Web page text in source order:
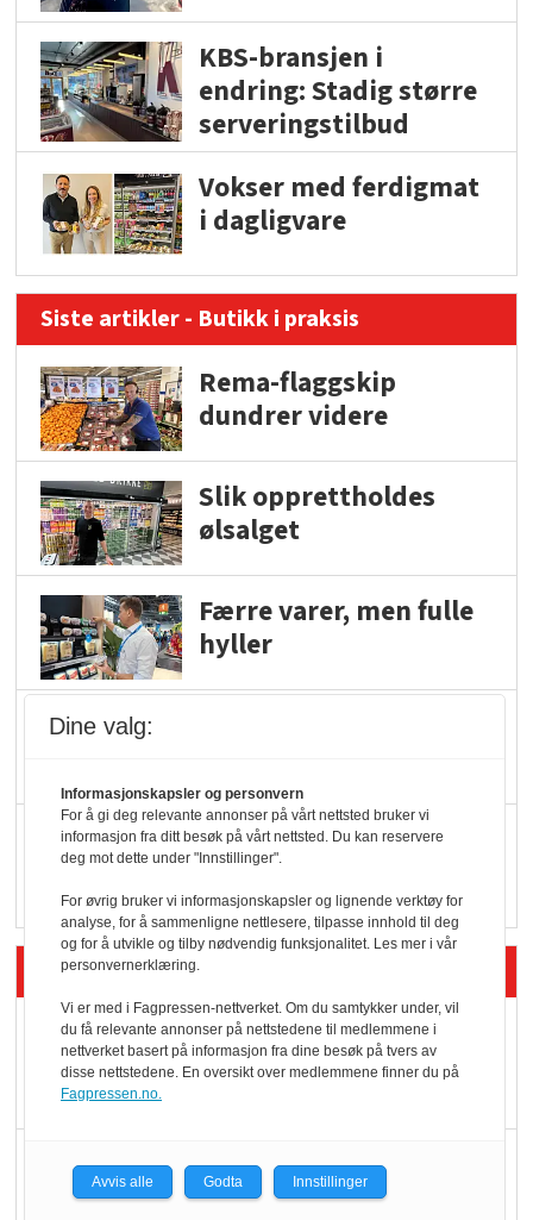
KBS-bransjen i
endring: Stadig større
serveringstilbud
Vokser med ferdigmat
i dagligvare
Siste artikler - Butikk i praksis
Rema-flaggskip
dundrer videre
Slik opprettholdes
ølsalget
Færre varer, men fulle
hyller
Q passerte 1 milliard i
Rema i 2025
Siste artikler - Økologisk
Kolonihagens norske
yoghurt: Trues av
Marit Kolby vant
Økologisk Norge sin
Dine valg:
Informasjonskapsler og personvern
For å gi deg relevante annonser på vårt nettsted bruker vi
informasjon fra ditt besøk på vårt nettsted. Du kan reservere
deg mot dette under "Innstillinger".
For øvrig bruker vi informasjonskapsler og lignende verktøy for
analyse, for å sammenligne nettlesere, tilpasse innhold til deg
og for å utvikle og tilby nødvendig funksjonalitet. Les mer i vår
personvernerklæring.
Vi er med i Fagpressen-nettverket. Om du samtykker under, vil
du få relevante annonser på nettstedene til medlemmene i
nettverket basert på informasjon fra dine besøk på tvers av
disse nettstedene. En oversikt over medlemmene finner du på
Fagpressen.no.
Avvis alle Godta Innstillinger